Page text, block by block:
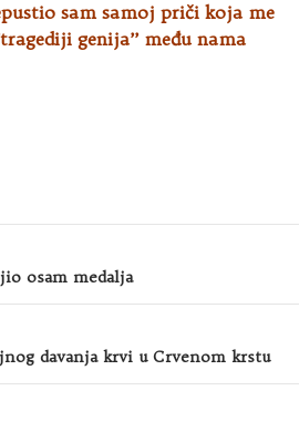
sam samoj priči koja me
genija’’ među nama
osam medalja
davanja krvi u Crvenom krstu